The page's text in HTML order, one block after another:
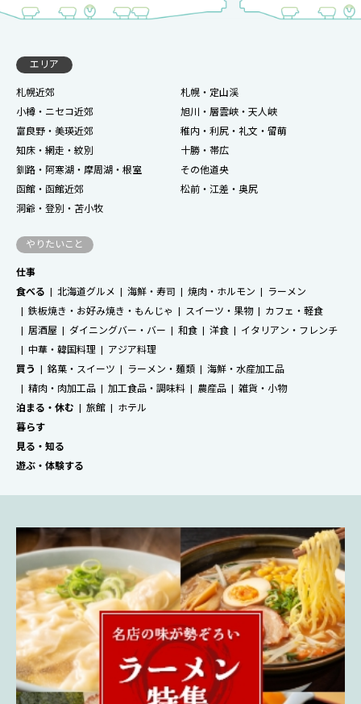
エリア
札幌近郊
札幌・定山渓
小樽・ニセコ近郊
旭川・層雲峡・天人峡
富良野・美瑛近郊
稚内・利尻・礼文・留萌
知床・網走・紋別
十勝・帯広
釧路・阿寒湖・摩周湖・根室
その他道央
函館・函館近郊
松前・江差・奥尻
洞爺・登別・苫小牧
やりたいこと
仕事
食べる
北海道グルメ 海鮮・寿司 焼肉・ホルモン
ラーメン
鉄板焼き・お好み焼き・もんじゃ
スイーツ・果物
カフェ・軽食
居酒屋
ダイニングバー・バー 和食 洋食
イタリアン・フレンチ
中華・韓国料理
アジア料理
買う
銘菓・スイーツ ラーメン・麺類
海鮮・水産加工品
精肉・肉加工品
加工食品・調味料 農産品
雑貨・小物
泊まる・休む
旅館
ホテル
暮らす
見る・知る
遊ぶ・体験する